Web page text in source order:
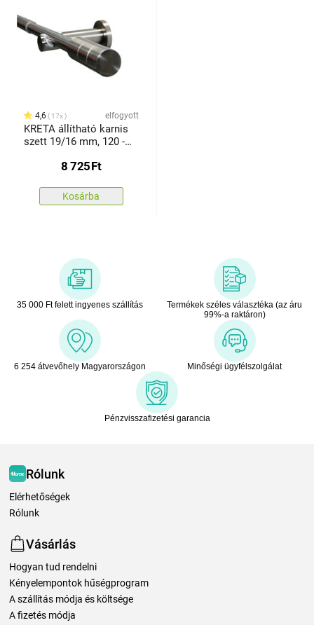
4,6 17x elfogyott
KRETA állítható karnis
szett 19/16 mm, 120 -
8 725Ft
Kosárba
35 000 Ft felett ingyenes szállítás
Termékek széles választéka (az áru
99%-a raktáron)
6 254 átvevőhely Magyarországon Minőségi ügyfélszolgálat
Pénzvisszafizetési garancia
Rólunk
Elérhetőségek
Rólunk
Vásárlás
Hogyan tud rendelni
Kényelempontok hűségprogram
A szállítás módja és költsége
A fizetés módja